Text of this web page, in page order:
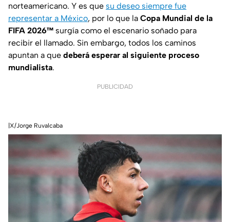
norteamericano. Y es que su deseo siempre fue
representar a México, por lo que la Copa Mundial de la
FIFA 2026™ surgía como el escenario soñado para
recibir el llamado. Sin embargo, todos los caminos
apuntan a que deberá esperar al siguiente proceso
mundialista.
PUBLICIDAD
|X/Jorge Ruvalcaba